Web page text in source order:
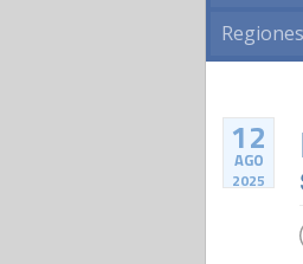
Regiones
12
AGO
2025